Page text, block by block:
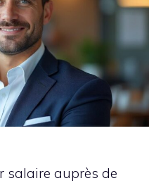
salaire auprès de